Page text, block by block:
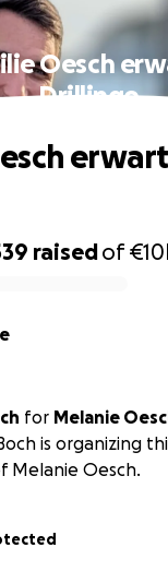
Oesch
Drillinge
raisedof
for Melanie
is organizing
Melanie Oesch.